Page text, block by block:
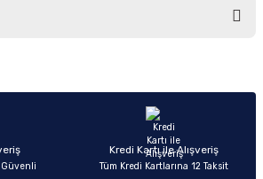
öneri formunu kullanarak tarafımıza
bilgiler bulunuyor.
bulunuyor.
daha pahalı.
ilk yorumu siz yapın!
Güvenli
Kredi Kartı ile Alışveriş
Tüm Kredi Kartlarına 12 Taksit